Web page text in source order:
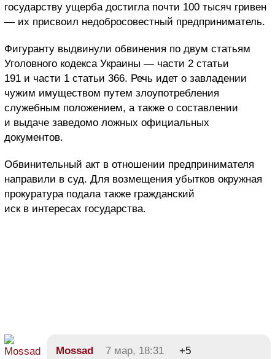
государству ущерба достигла почти 100 тысяч гривен
— их присвоил недобросовестный предприниматель.
Фигуранту выдвинули обвинения по двум статьям
Уголовного кодекса Украины — части 2 статьи
191 и части 1 статьи 366. Речь идет о завладении
чужим имуществом путем злоупотребления
служебным положением, а также о составлении
и выдаче заведомо ложных официальных
документов.
Обвинительный акт в отношении предпринимателя
направили в суд. Для возмещения убытков окружная
прокуратура подала также гражданский
иск в интересах государства.
Mossad 7 мар, 18:31
+5